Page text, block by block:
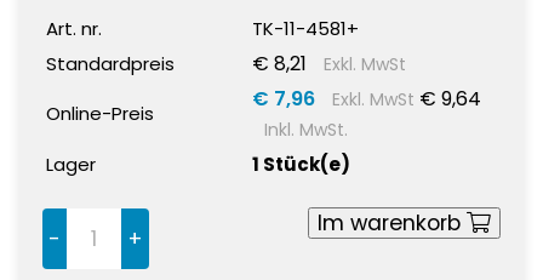
Art. nr.
TK-11-4581+
Standardpreis
€ 8,21 Exkl. MwSt
Online-Preis
€ 7,96 Exkl. MwSt € 9,64
Inkl. MwSt.
Lager 1 Stück(e)
- +
Im warenkorb